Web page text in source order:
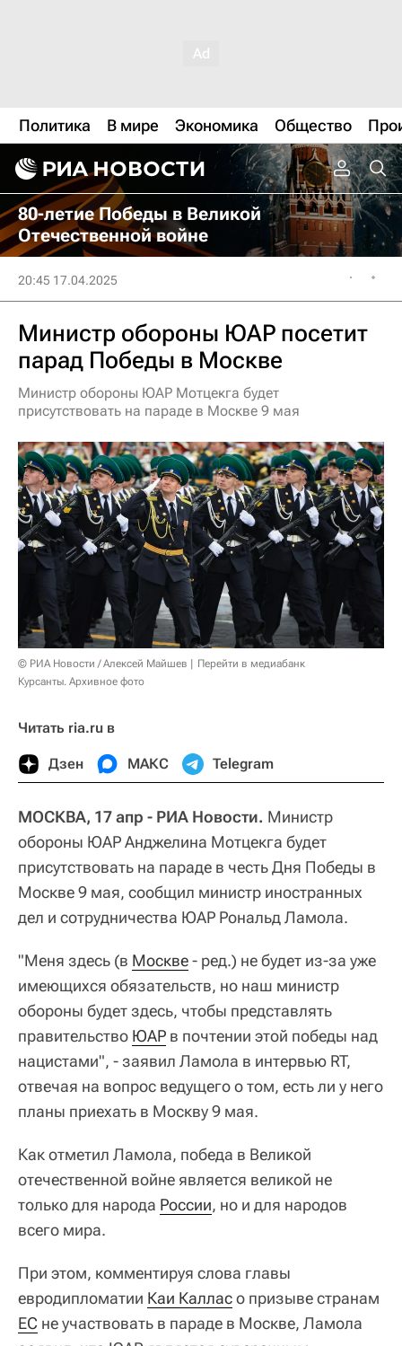
Политика В мире Экономика Общество
80-летие Победы в Великой
Отечественной войне
20:45 17.04.2025
Министр обороны ЮАР посетит
парад Победы в Москве
Министр обороны ЮАР Мотцекга будет
присутствовать на параде в Москве 9 мая
© РИА Новости / Алексей Майшев
Перейти в медиабанк
Курсанты. Архивное фото
Читать ria.ru в
Дзен МАКС Telegram
МОСКВА, 17 апр - РИА Новости. Министр
обороны ЮАР Анджелина Мотцекга будет
присутствовать на параде в честь Дня Победы в
Москве 9 мая, сообщил министр иностранных
дел и сотрудничества ЮАР Рональд Ламола.
"Меня здесь (в Москве- ред.) не будет из-за уже
имеющихся обязательств, но наш министр
обороны будет здесь, чтобы представлять
правительство ЮАР в почтении этой победы над
нацистами", - заявил Ламола в интервью RT,
отвечая на вопрос ведущего о том, есть ли у него
планы приехать в Москву 9 мая.
Как отметил Ламола, победа в Великой
отечественной войне является великой не
только для народа России, но и для народов
всего мира.
При этом, комментируя слова главы
евродипломатии Каи Калласо призыве странам
ЕС не участвовать в параде в Москве, Ламола